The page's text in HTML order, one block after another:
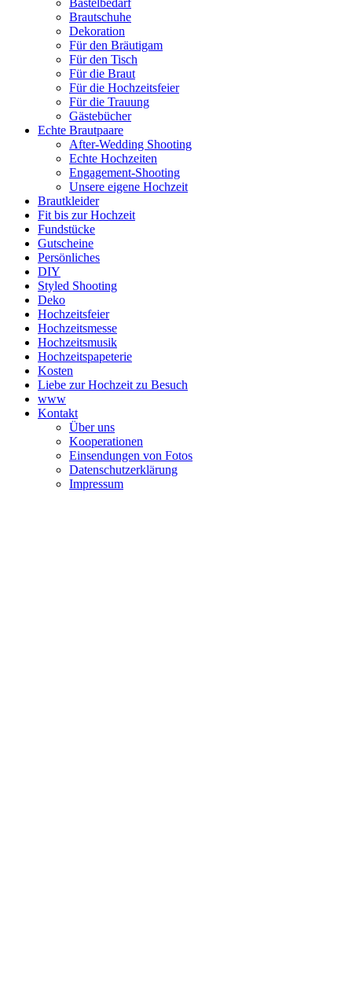
Bastelbedarf
Brautschuhe
Dekoration
Für den Bräutigam
Für den Tisch
Für die Braut
Für die Hochzeitsfeier
Für die Trauung
Gästebücher
Echte Brautpaare
After-Wedding Shooting
Echte Hochzeiten
Engagement-Shooting
Unsere eigene Hochzeit
Brautkleider
Fit bis zur Hochzeit
Fundstücke
Gutscheine
Persönliches
DIY
Styled Shooting
Deko
Hochzeitsfeier
Hochzeitsmesse
Hochzeitsmusik
Hochzeitspapeterie
Kosten
Liebe zur Hochzeit zu Besuch
www
Kontakt
Über uns
Kooperationen
Einsendungen von Fotos
Datenschutzerklärung
Impressum